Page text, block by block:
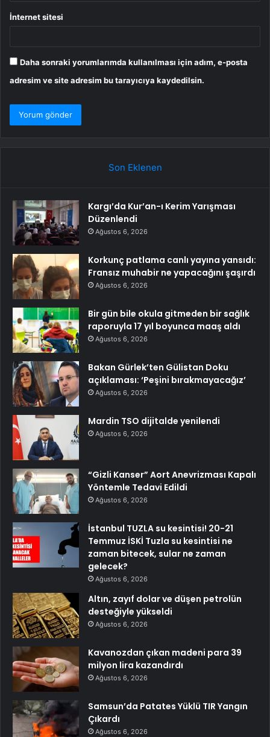
İnternet sitesi
Daha sonraki yorumlarımda kullanılması için adım, e-posta
adresim ve site adresim bu tarayıcıya kaydedilsin.
Son Eklenen
Kargı’da Kur’an-ı Kerim Yarışması
Düzenlendi
Ağustos 6, 2026
Korkunç patlama canlı yayına yansıdı:
Fransız muhabir ne yapacağını şaşırdı
Ağustos 6, 2026
Bir gün bile okula gitmeden bir sağlık
raporuyla 17 yıl boyunca maaş aldı
Ağustos 6, 2026
Bakan Gürlek’ten Gülistan Doku
açıklaması: ‘Peşini bırakmayacağız’
Ağustos 6, 2026
Mardin TSO dijitalde yenilendi
Ağustos 6, 2026
“Gizli Kanser” Aort Anevrizması Kapalı
Yöntemle Tedavi Edildi
Ağustos 6, 2026
İstanbul TUZLA su kesintisi! 20-21
Temmuz İSKİ Tuzla su kesintisi ne
zaman bitecek, sular ne zaman
gelecek?
Ağustos 6, 2026
Altın, zayıf dolar ve düşen petrolün
desteğiyle yükseldi
Ağustos 6, 2026
Kavanozdan çıkan madeni para 39
milyon lira kazandırdı
Ağustos 6, 2026
Samsun’da Patates Yüklü TIR Yangın
Çıkardı
Ağustos 6, 2026